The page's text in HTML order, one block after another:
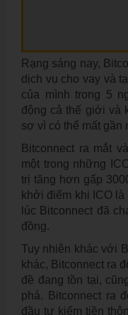
Rạng sáng nay,
dịch vụ cho vay và
của mình trong 5
động cả thế giới và
sợ vì có thể mất gần
Bitconnect ra mắt
một trong những
trị tăng hơn gấp
khởi điểm khi ICO
lúc Bitconnect đã
đồng.
Tuy nhiên khác với
khác, Bitconnect ra
đề đang tồn tại,
phá. Bitconnect ra
đầu tư kiếm tiền